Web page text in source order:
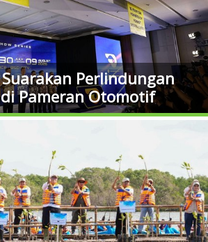
Perlindungan
Pameran Otomotif